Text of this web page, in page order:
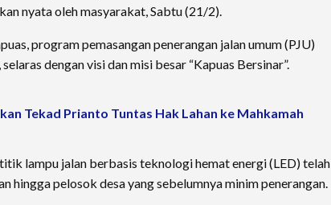
nyata oleh masyarakat, Sabtu (21/2).
program pemasangan penerangan jalan umum (PJU)
dengan visi dan misi besar “Kapuas Bersinar”.
Tekad Prianto Tuntas Hak Lahan ke Mahkamah
lampu jalan berbasis teknologi hemat energi (LED) telah
hingga pelosok desa yang sebelumnya minim penerangan.